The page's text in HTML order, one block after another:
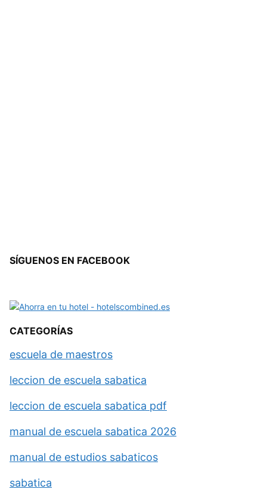
SÍGUENOS EN FACEBOOK
CATEGORÍAS
escuela de maestros
leccion de escuela sabatica
leccion de escuela sabatica pdf
manual de escuela sabatica 2026
manual de estudios sabaticos
sabatica